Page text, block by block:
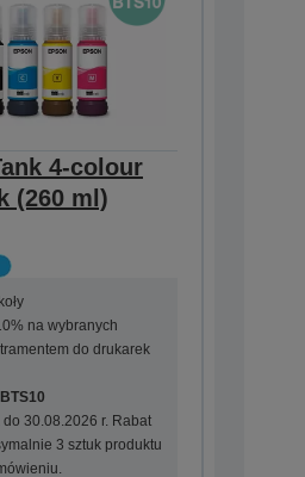
4-colour
(260 ml)
na wybranych
do drukarek
BTS10
30.08.2026 r. Rabat
3 sztuk produktu